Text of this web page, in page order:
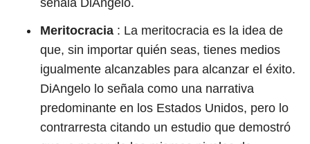
señala DiAngelo.
Meritocracia : La meritocracia es la idea de
que, sin importar quién seas, tienes medios
igualmente alcanzables para alcanzar el éxito.
DiAngelo lo señala como una narrativa
predominante en los Estados Unidos, pero lo
contrarresta citando un estudio que demostró